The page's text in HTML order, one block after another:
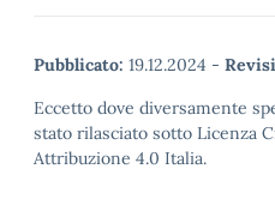
Pubblicato: 19.12.2024 -
Eccetto dove diversamente
stato rilasciato sotto Licenza
Attribuzione 4.0 Italia.